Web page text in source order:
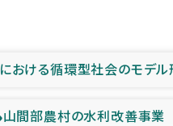
おける循環型社会のモデ
山間部農村の水利改善事業